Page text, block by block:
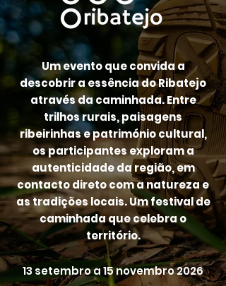
Um evento que convida a
descobrir a essência do Ribatejo
através da caminhada. Entre
trilhos rurais, paisagens
ribeirinhas e património cultural,
os participantes exploram a
autenticidade da região, em
contacto direto com a natureza e
as tradições locais. Um festival de
caminhada que celebra o
território.
13 setembro a 15 novembro 2026